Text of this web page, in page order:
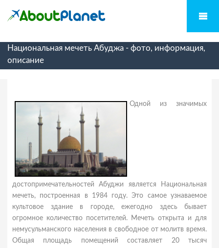
Национальная мечеть Абуджа - фото, информация,
описание
Одной из значимых
достопримечательностей Абуджи является Национальная
мечеть, построенная в 1984 году. Это самое узнаваемое
культовое здание в городе, ежегодно здесь бывает
огромное количество посетителей. Мечеть открыта и для
немусульманского населения в свободное от молитв время.
Общая площадь помещений составляет 20 тысяч